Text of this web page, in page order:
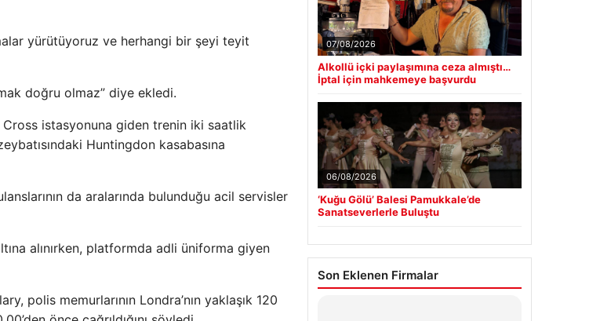
yürütüyoruz ve herhangi bir şeyi teyit
doğru olmaz” diye ekledi.
Cross istasyonuna giden trenin iki saatlik
Huntingdon kasabasına
da aralarında bulunduğu acil servisler
alınırken, platformda adli üniforma giyen
polis memurlarının Londra’nın yaklaşık 120
07/08/2026
Alkollü içki paylaşımına ceza almıştı…
İptal için mahkemeye başvurdu
06/08/2026
‘Kuğu Gölü’ Balesi Pamukkale’de
Sanatseverlerle Buluştu
Son Eklenen Firmalar